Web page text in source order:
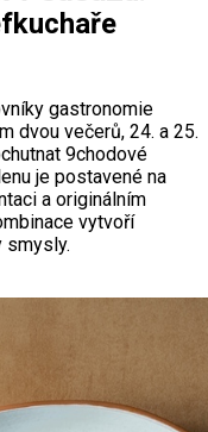
gastronomie
dvou večerů, 24. a 25.
9chodové
je postavené na
a originálním
vytvoří
smysly.